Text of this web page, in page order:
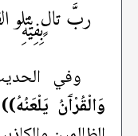
ربَّ تالٍ يتلو
بِفِيْهِ
وفي
وَالْقُرْآَنُ يَلْعَنُهُ))